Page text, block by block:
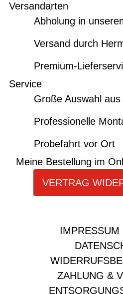
Versandarten
Abholung in
Versand durch
Premium-
Service
Große Auswahl
Professionelle
Probefahrt vor Ort
Meine Bestellung im
VERTRAG
IMPRESSUM
ZAHLUNG &